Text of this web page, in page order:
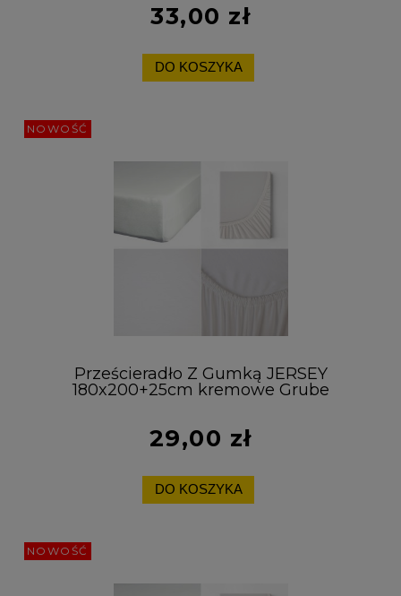
33,00 zł
DO KOSZYKA
Prześcieradło Z Gumką JERSEY
180x200+25cm kremowe Grube
29,00 zł
DO KOSZYKA
NOWOŚĆ
NOWOŚĆ